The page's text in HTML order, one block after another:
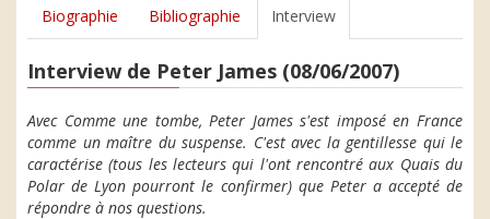
Biographie Bibliographie Interview
Interview de Peter James (08/06/2007)
Avec Comme une tombe, Peter James s'est imposé en France
comme un maître du suspense. C'est avec la gentillesse qui le
caractérise (tous les lecteurs qui l'ont rencontré aux Quais du
Polar de Lyon pourront le confirmer) que Peter a accepté de
répondre à nos questions.